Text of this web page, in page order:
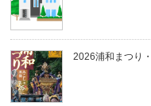
2026浦和まつり